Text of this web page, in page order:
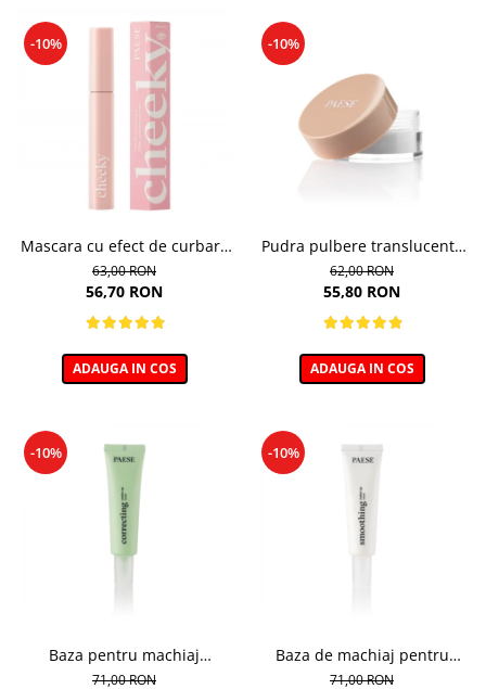
-10%
Mascara cu efect de curbare
si lifting, Cheeky - 11ml
63,00 RON
56,70 RON
ADAUGA IN COS
-10%
Pudra pulbere translucenta
pentru zona ochilor, Puff
Cloud 5,3g
62,00 RON
55,80 RON
ADAUGA IN COS
-10%
Baza pentru machiaj
Corectoare - 30ml
71,00 RON
-10%
Baza de machiaj pentru
Netezire - 30ml
71,00 RON